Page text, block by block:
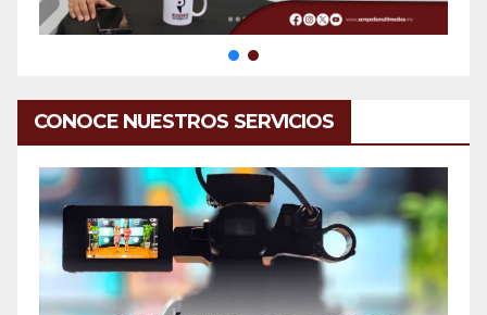
CONOCE NUESTROS SERVICIOS